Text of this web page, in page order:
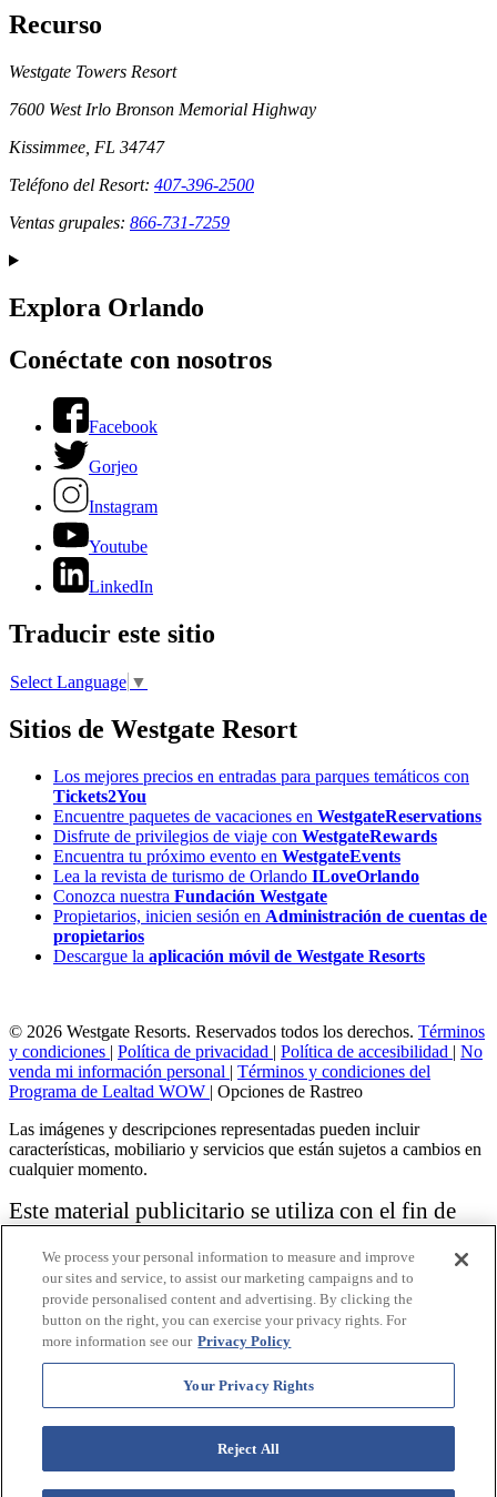
Recurso
Westgate Towers Resort
7600 West Irlo Bronson Memorial Highway
Kissimmee, FL 34747
Teléfono del Resort: 407-396-2500
Ventas grupales: 866-731-7259
Explora Orlando
Conéctate con nosotros
Facebook
Gorjeo
Instagram
Youtube
LinkedIn
Traducir este sitio
Select Language ▼
Sitios de Westgate Resort
Los mejores precios en entradas para parques temáticos con
Tickets2You
Encuentre paquetes de vacaciones en WestgateReservations
Disfrute de privilegios de viaje con WestgateRewards
Encuentra tu próximo evento en WestgateEvents
Lea la revista de turismo de Orlando ILoveOrlando
Conozca nuestra Fundación Westgate
Propietarios, inicien sesión en Administración de cuentas de
propietarios
Descargue la aplicación móvil de Westgate Resorts
© 2026 Westgate Resorts. Reservados todos los derechos. Términos
y condiciones | Política de privacidad | Política de accesibilidad | No
venda mi información personal | Términos y condiciones del
Programa de Lealtad WOW | Opciones de Rastreo
Las imágenes y descripciones representadas pueden incluir
características, mobiliario y servicios que están sujetos a cambios en
cualquier momento.
Este material publicitario se utiliza con el fin de
vacacional.
Aviso: las funciones de accesibilidad enumeradas aquí no pretenden
ser una lista exhaustiva o completa de todas las funciones accesibles
de la instalación,
habitaciones y / o comodidades para este Resort específico. Para
obtener información sobre nuestra política de accesibilidad, revise
nuestraPolítica de accesibilidad.
We process your personal information to measure and improve
our sites and service, to assist our marketing campaigns and to
provide personalised content and advertising. By clicking the
button on the right, you can exercise your privacy rights. For
more information see our Privacy Policy
Your Privacy Rights
Reject All